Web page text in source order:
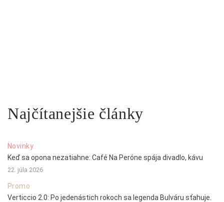
Najčítanejšie články
Novinky
Keď sa opona nezatiahne: Café Na Peróne spája divadlo, kávu
22. júla 2026
Promo
Verticcio 2.0: Po jedenástich rokoch sa legenda Bulváru sťahuje.